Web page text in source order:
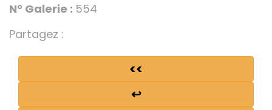
N° Galerie : 554
Partagez :
<<
↩